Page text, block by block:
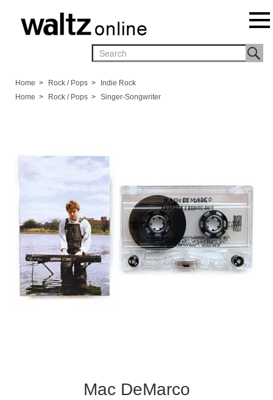
Home > Rock / Pops >
Indie Rock
Home > Rock / Pops > Singer-Songwriter
Mac DeMarco